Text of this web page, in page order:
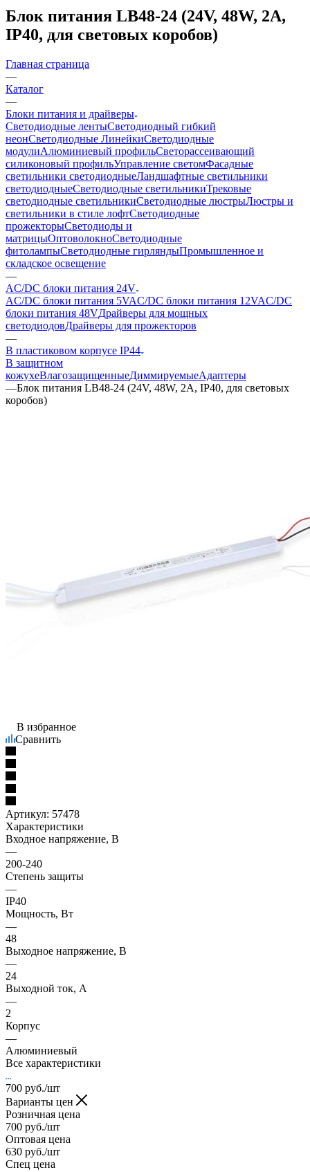
Блок питания LB48-24 (24V, 48W, 2A,
IP40, для световых коробов)
Главная страница
—
Каталог
—
Блоки питания и драйверы
Светодиодные лентыСветодиодный гибкий
неонСветодиодные ЛинейкиСветодиодные
модулиАлюминиевый профильСветорассеивающий
силиконовый профильУправление светомФасадные
светильники светодиодныеЛандшафтные светильники
светодиодныеСветодиодные светильникиТрековые
светодиодные светильникиСветодиодные люстрыЛюстры и
светильники в стиле лофтСветодиодные
прожекторыСветодиоды и
матрицыОптоволокноСветодиодные
фитолампыСветодиодные гирляндыПромышленное и
складское освещение
—
AC/DC блоки питания 24V
AC/DC блоки питания 5VAC/DC блоки питания 12VAC/DC
блоки питания 48VДрайверы для мощных
светодиодовДрайверы для прожекторов
—
В пластиковом корпусе IP44
В защитном
кожухеВлагозащищенныеДиммируемыеАдаптеры
—Блок питания LB48-24 (24V, 48W, 2A, IP40, для световых
коробов)
В избранное
Сравнить
Артикул: 57478
Характеристики
Входное напряжение, В
—
200-240
Степень защиты
—
IP40
Мощность, Вт
—
48
Выходное напряжение, В
—
24
Выходной ток, А
—
2
Корпус
—
Алюминиевый
Все характеристики
700 руб./шт
Варианты цен
Розничная цена
700 руб./шт
Оптовая цена
630 руб./шт
Спец цена